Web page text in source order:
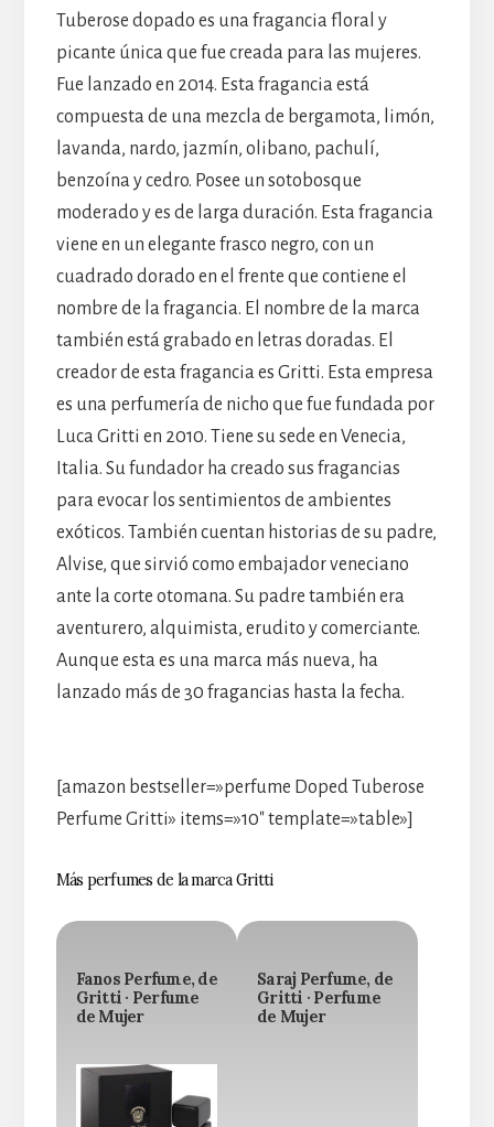
Tuberose dopado es una fragancia floral y
picante única que fue creada para las mujeres.
Fue lanzado en 2014. Esta fragancia está
compuesta de una mezcla de bergamota, limón,
lavanda, nardo, jazmín, olibano, pachulí,
benzoína y cedro. Posee un sotobosque
moderado y es de larga duración. Esta fragancia
viene en un elegante frasco negro, con un
cuadrado dorado en el frente que contiene el
nombre de la fragancia. El nombre de la marca
también está grabado en letras doradas. El
creador de esta fragancia es Gritti. Esta empresa
es una perfumería de nicho que fue fundada por
Luca Gritti en 2010. Tiene su sede en Venecia,
Italia. Su fundador ha creado sus fragancias
para evocar los sentimientos de ambientes
exóticos. También cuentan historias de su padre,
Alvise, que sirvió como embajador veneciano
ante la corte otomana. Su padre también era
aventurero, alquimista, erudito y comerciante.
Aunque esta es una marca más nueva, ha
lanzado más de 30 fragancias hasta la fecha.
[amazon bestseller=»perfume Doped Tuberose
Perfume Gritti» items=»10″ template=»table»]
Más perfumes de la marca Gritti
Fanos Perfume, de
Gritti · Perfume
de Mujer
Saraj Perfume, de
Gritti · Perfume
de Mujer